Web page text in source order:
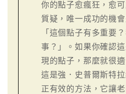
你的點子愈瘋狂，愈
質疑，唯一成功的機
「這個點子有多重要
事？」。如果你確認
現的點子，那麼就很
這是強．史普爾斯特
正有效的方法，它讓